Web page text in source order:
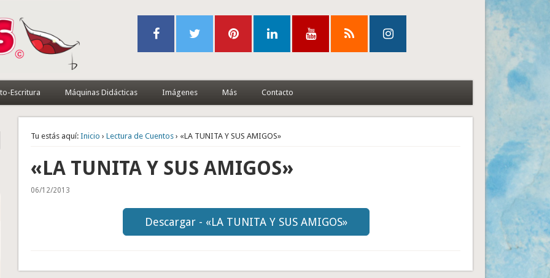
Escritura Máquinas Didácticas Imágenes Más Contacto
Tu estás aquí: Inicio ›Lectura de Cuentos › «LA TUNITA Y SUS AMIGOS»
«LA TUNITA Y SUS AMIGOS»
06/12/2013
Descargar - «LA TUNITA Y SUS AMIGOS»